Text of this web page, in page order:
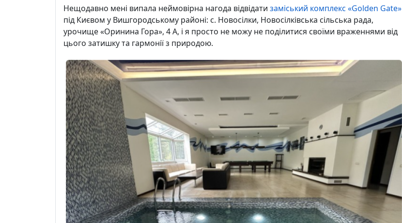
Нещодавно мені випала неймовірна нагода відвідати заміський комплекс «Golden Gate»
під Києвом у Вишгородському районі: с. Новосілки, Новосілківська сільська рада,
урочище «Оринина Гора», 4 А, і я просто не можу не поділитися своїми враженнями від
цього затишку та гармонії з природою.